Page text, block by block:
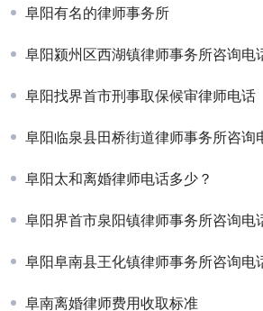
阜阳有名的律师事务所
阜阳颍州区西湖镇律师事务所咨询电
阜阳找界首市刑事取保候审律师电话
阜阳临泉县田桥街道律师事务所咨询
阜阳太和离婚律师电话多少？
阜阳界首市泉阳镇律师事务所咨询电
阜阳阜南县王化镇律师事务所咨询电
阜南离婚律师费用收取标准